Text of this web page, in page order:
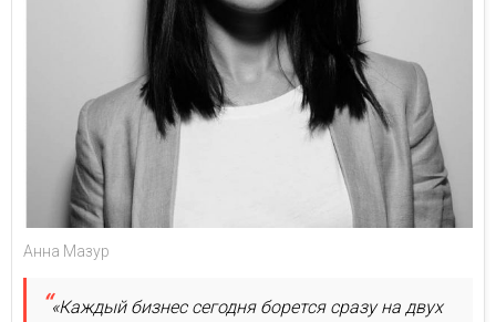
Анна Мазур
«Каждый бизнес сегодня борется сразу на двух